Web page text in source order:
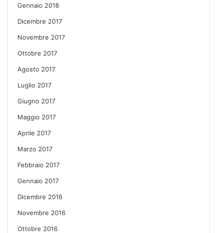
Gennaio 2018
Dicembre 2017
Novembre 2017
Ottobre 2017
Agosto 2017
Luglio 2017
Giugno 2017
Maggio 2017
Aprile 2017
Marzo 2017
Febbraio 2017
Gennaio 2017
Dicembre 2016
Novembre 2016
Ottobre 2016